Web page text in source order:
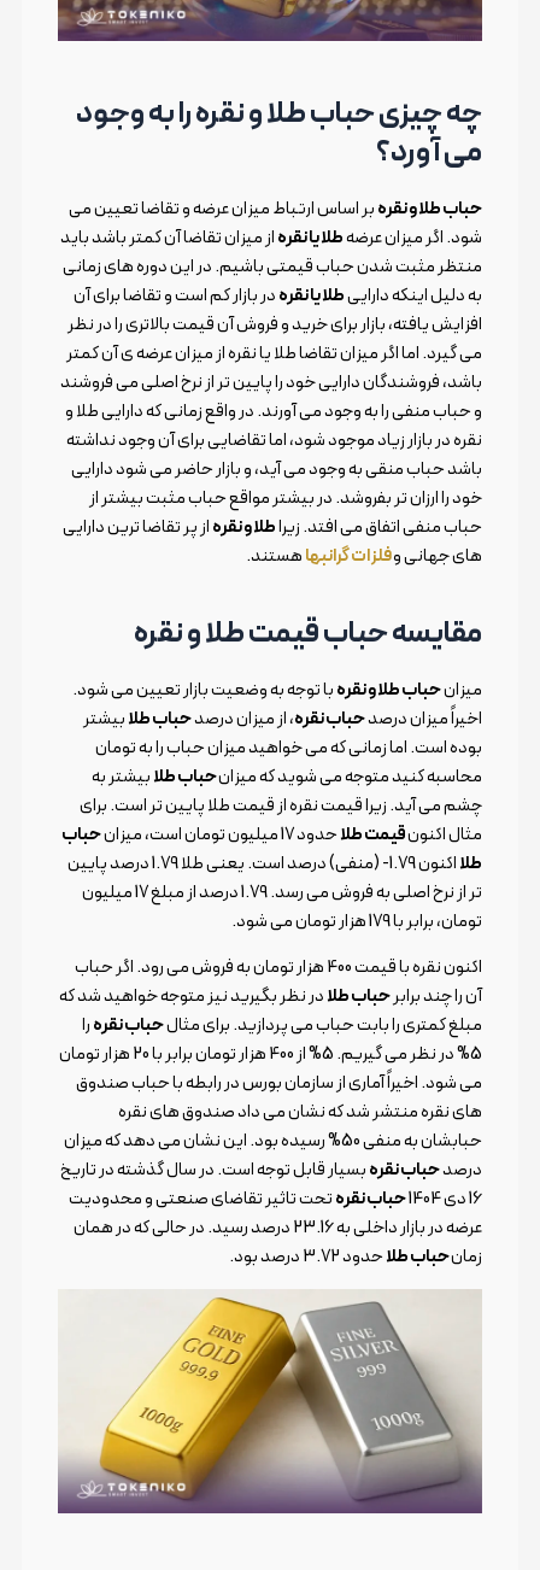
چه چیزی حباب طلا و نقره را به وجود
می آورد؟
حباب طلا و نقرهبر اساس ارتباط میزان عرضه و تقاضا تعیین می
شود. اگر میزان عرضهطلا یا نقرهاز میزان تقاضا آن کمتر باشد باید
منتظر مثبت شدن حباب قیمتی باشیم. در این دوره های زمانی
به دلیل اینکه داراییطلا یا نقرهدر بازار کم است و تقاضا برای آن
افزایش یافته، بازار برای خرید و فروش آن قیمت بالاتری را در نظر
می گیرد. اما اگر میزان تقاضا طلا یا نقره از میزان عرضه ی آن کمتر
باشد، فروشندگان دارایی خود را پایین تر از نرخ اصلی می فروشند
و حباب منفی را به وجود می آورند. در واقع زمانی که دارایی طلا و
نقره در بازار زیاد موجود شود، اما تقاضایی برای آن وجود نداشته
باشد حباب منقی به وجود می آید، و بازار حاضر می شود دارایی
خود را ارزان تر بفروشد. در بیشتر مواقع حباب مثبت بیشتر از
حباب منفی اتفاق می افتد. زیراطلا و نقرهاز پر تقاضا ترین دارایی
های جهانی وفلزات گرانبهاهستند.
مقایسه حباب قیمت طلا و نقره
میزانحباب طلا و نقرهبا توجه به وضعیت بازار تعیین می شود.
اخیراً میزان درصدحباب نقره، از میزان درصدحباب طلابیشتر
بوده است. اما زمانی که می خواهید میزان حباب را به تومان
محاسبه کنید متوجه می شوید که میزانحباب طلابیشتر به
چشم می آید. زیرا قیمت نقره از قیمت طلا پایین تر است. برای
مثال اکنونقیمت طلاحدود 17 میلیون تومان است، میزان
حباب
طلا
اکنون 1.79- (منفی) درصد است. یعنی طلا 1.79 درصد پایین
تر از نرخ اصلی به فروش می رسد. 1.79 درصد از مبلغ 17 میلیون
تومان، برابر با 179 هزار تومان می شود.
اکنون نقره با قیمت 400 هزار تومان به فروش می رود. اگر حباب
آن را چند برابرحباب طلادر نظر بگیرید نیز متوجه خواهید شد که
مبلغ کمتری را بابت حباب می پردازید. برای مثالحباب نقرهرا
5% در نظر می گیریم. 5% از 400 هزار تومان برابر با 20 هزار تومان
می شود. اخیراً آماری از سازمان بورس در رابطه با حباب صندوق
های نقره منتشر شد که نشان می داد صندوق های نقره
حبابشان به منفی 50% رسیده بود. این نشان می دهد که میزان
درصدحباب نقرهبسیار قابل توجه است. در سال گذشته در تاریخ
16 دی 1404
حباب نقرهتحت تاثیر تقاضای صنعتی و محدودیت
عرضه در بازار داخلی به 23.16 درصد رسید. در حالی که در همان
زمانحباب طلاحدود 3.72 درصد بود.